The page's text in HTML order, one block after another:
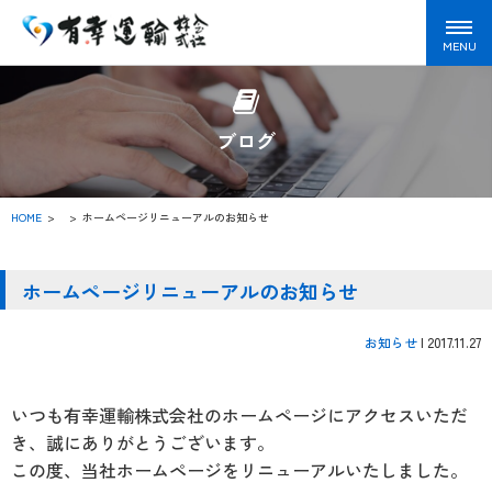
ブログ
HOME > ホームページリニューアルのお知らせ
ホームページリニューアルのお知らせ
お知らせ| 2017.11.27
いつも有幸運輸株式会社のホームページにアクセスいただ
き、誠にありがとうございます。
この度、当社ホームページをリニューアルいたしました。